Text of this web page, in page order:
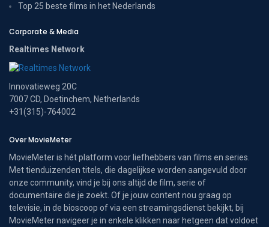
Top 25 beste films in het Nederlands
Corporate & Media
Realtimes Network
Innovatieweg 20C
7007 CD, Doetinchem, Netherlands
+31(315)-764002
Over MovieMeter
MovieMeter is hét platform voor liefhebbers van films en series.
Met tienduizenden titels, die dagelijkse worden aangevuld door
onze community, vind je bij ons altijd de film, serie of
documentaire die je zoekt. Of je jouw content nou graag op
televisie, in de bioscoop of via een streamingsdienst bekijkt, bij
MovieMeter navigeer je in enkele klikken naar hetgeen dat voldoet